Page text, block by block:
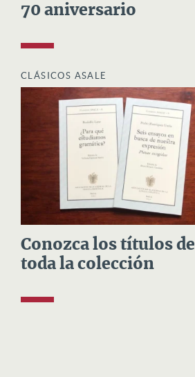
70 aniversario
CLÁSICOS ASALE
Conozca los títulos de
toda la colección